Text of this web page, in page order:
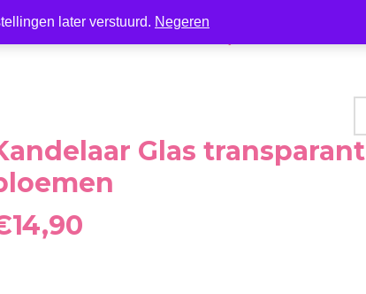
later verstuurd. Negeren
Kaarshouder Wonen Zakelijk Contact
Glas transparant
14,90